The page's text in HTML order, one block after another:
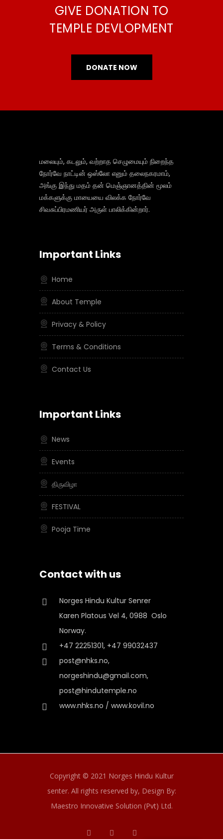
GIVE DONATION TO
TEMPLE DEVLOPMENT
DONATE NOW
மலையும், கடலும், வற்றாத செழுமையும் நிறைந்த
நோர்வே நாட்டின் ஒஸ்லோ எனும் தலைநகரமாம்,
அங்கு இந்து மதம் தன் மெஞ்ஞானத்தின் மூலம்
மக்களுக்கு மாயையை விலக்க நோர்வே
சிவசுப்பிரமணியர் அருள் பாலிக்கின்றார்.
Important Links
Home
About Temple
Privacy & Policy
Terms & Conditions
Contact Us
Important Links
News
Events
திருவிழா
FESTIVAL
Pooja Time
Contact with us
Norges Hindu Kultur Senrer
Karen Platous Vel 4, 0988 Oslo
Norway.
+47 22251301, +47 99032437
post@nhks.no,
norgeshindu@gmail.com,
post@hindutemple.no
www.nhks.no / www.kovil.no
Copyright © 2021 Norges Hindu Kultur
senter. All rights reserved by, Design By:
Maestro Innovative Solution (Pvt) Ltd.